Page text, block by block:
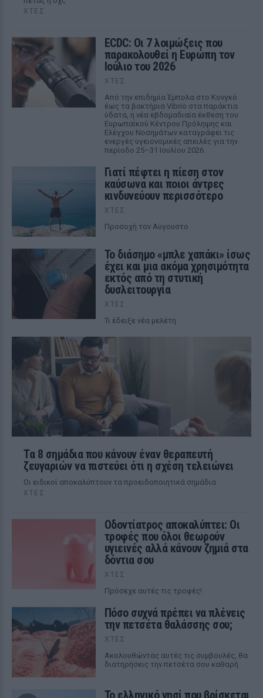
ΧΤΕΣ
ECDC: Οι 7 λοιμώξεις που
παρακολουθεί η Ευρώπη τον
Ιούλιο του 2026
ΧΤΕΣ
Από την επιδημία Έμπολα στο Κονγκό
έως τα βακτήρια Vibrio στα παράκτια
ύδατα, η νέα εβδομαδιαία έκθεση του
Ευρωπαϊκού Κέντρου Πρόληψης και
Ελέγχου Νοσημάτων καταγράφει τις
ενεργές υγειονομικές απειλές για την
περίοδο 25–31 Ιουλίου 2026.
Γιατί πέφτει η πίεση στον
καύσωνα και ποιοι άντρες
κινδυνεύουν περισσότερο
ΧΤΕΣ
Προσοχή τον Αύγουστο
Το διάσημο «μπλε χαπάκι» ίσως
έχει και μια ακόμα χρησιμότητα
εκτός από τη στυτική
δυσλειτουργία
ΧΤΕΣ
Τι έδειξε νέα μελέτη
Τα 8 σημάδια που κάνουν έναν θεραπευτή
ζευγαριών να πιστεύει ότι η σχέση τελειώνει
Οι ειδικοί αποκαλύπτουν τα προειδοποιητικά σημάδια
ΧΤΕΣ
Οδοντίατρος αποκαλύπτει: Οι
τροφές που όλοι θεωρούν
υγιεινές αλλά κάνουν ζημιά στα
δόντια σου
ΧΤΕΣ
Πρόσεχε αυτές τις τροφές!
Πόσο συχνά πρέπει να πλένεις
την πετσέτα θαλάσσης σου;
ΧΤΕΣ
Ακολουθώντας αυτές τις συμβουλές, θα
διατηρήσεις την πετσέτα σου καθαρή
Το ελληνικό νησί που βρίσκεται